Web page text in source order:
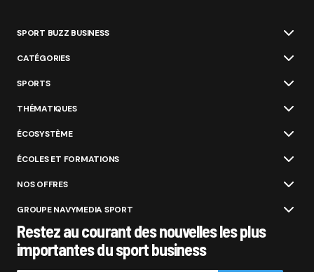
SPORT BUZZ BUSINESS
CATÉGORIES
SPORTS
THÉMATIQUES
ÉCOSYSTÈME
ÉCOLES ET FORMATIONS
NOS OFFRES
GROUPE NAVYMEDIA SPORT
Restez au courant des nouvelles les plus
importantes du sport business